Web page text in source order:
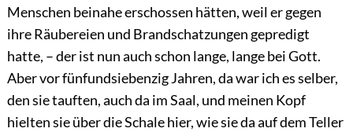
Menschen beinahe erschossen hätten, weil er gegen
ihre Räubereien und Brandschatzungen gepredigt
hatte, – der ist nun auch schon lange, lange bei Gott.
Aber vor fünfundsiebenzig Jahren, da war ich es selber,
den sie tauften, auch da im Saal, und meinen Kopf
hielten sie über die Schale hier, wie sie da auf dem Teller